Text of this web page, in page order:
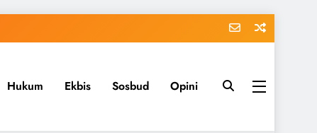
Hukum Ekbis Sosbud Opini